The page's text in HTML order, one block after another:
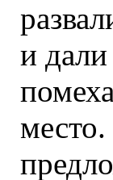
и
место.